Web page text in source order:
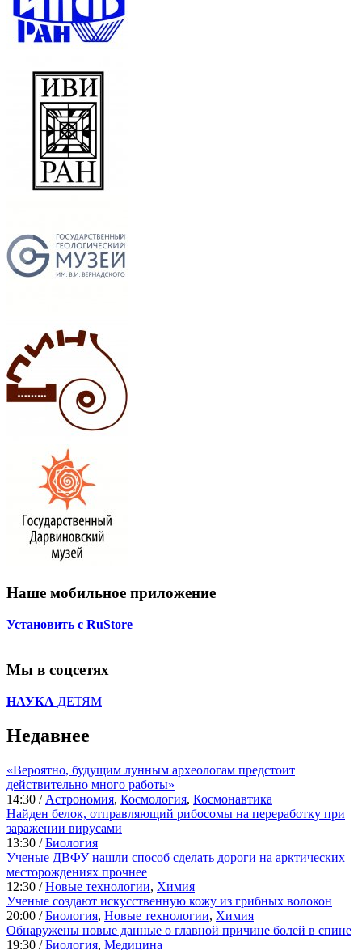
Наше мобильное приложение
Установить с RuStore
Мы в соцсетях
НАУКА ДЕТЯМ
Недавнее
«Вероятно, будущим лунным археологам предстоит
действительно много работы»
14:30 / Астрономия, Космология, Космонавтика
Найден белок, отправляющий рибосомы на переработку при
заражении вирусами
13:30 /Биология
Ученые ДВФУ нашли способ сделать дороги на арктических
месторождениях прочнее
12:30 /Новые технологии, Химия
Ученые создают искусственную кожу из грибных волокон
20:00 /Биология, Новые технологии, Химия
Обнаружены новые данные о главной причине болей в спине
19:30 /Биология, Медицина